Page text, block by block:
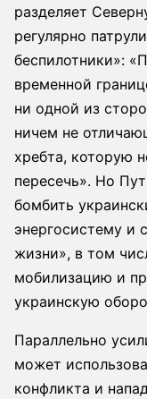
разделяет
регулярно
беспилотники»:
временной
ни одной из
ничем не
хребта, которую
пересечь». Но
бомбить
энергосистему и
жизни», в том
мобилизацию и
украинскую
Параллельно
может
конфликта и